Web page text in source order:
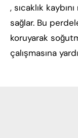
, sıcaklık
sağlar. Bu
koruyarak
çalışmasına